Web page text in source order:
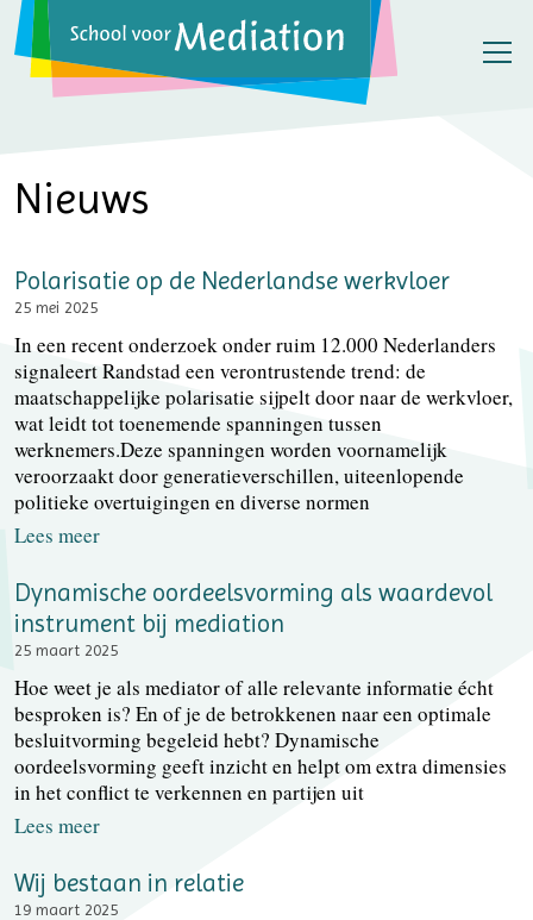
Nieuws
Polarisatie op de Nederlandse werkvloer
25 mei 2025
In een recent onderzoek onder ruim 12.000 Nederlanders
signaleert Randstad een verontrustende trend: de
maatschappelijke polarisatie sijpelt door naar de werkvloer,
wat leidt tot toenemende spanningen tussen
werknemers.Deze spanningen worden voornamelijk
veroorzaakt door generatieverschillen, uiteenlopende
politieke overtuigingen en diverse normen
Lees meer
Dynamische oordeelsvorming als waardevol
instrument bij mediation
25 maart 2025
Hoe weet je als mediator of alle relevante informatie écht
besproken is? En of je de betrokkenen naar een optimale
besluitvorming begeleid hebt? Dynamische
oordeelsvorming geeft inzicht en helpt om extra dimensies
in het conflict te verkennen en partijen uit
Lees meer
Wij bestaan in relatie
19 maart 2025